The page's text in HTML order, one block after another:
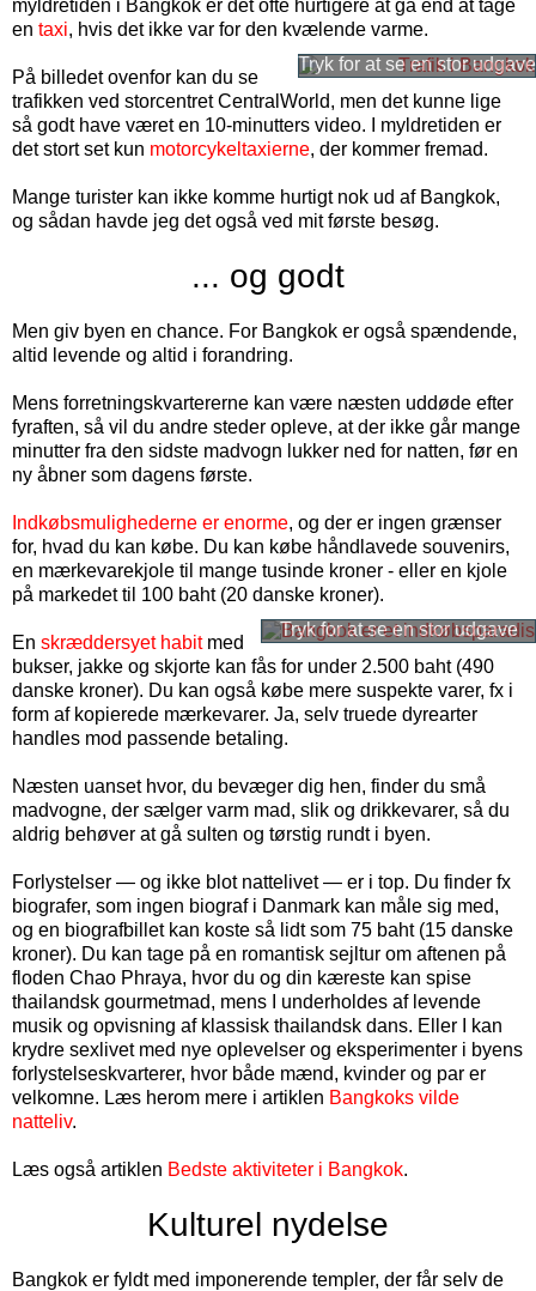
myldretiden i Bangkok er det ofte hurtigere at gå end at tage
en taxi, hvis det ikke var for den kvælende varme.
På billedet ovenfor kan du se
trafikken ved storcentret CentralWorld, men det kunne lige
så godt have været en 10-minutters video. I myldretiden er
det stort set kun motorcykeltaxierne, der kommer fremad.
Mange turister kan ikke komme hurtigt nok ud af Bangkok,
og sådan havde jeg det også ved mit første besøg.
... og godt
Men giv byen en chance. For Bangkok er også spændende,
altid levende og altid i forandring.
Mens forretningskvartererne kan være næsten uddøde efter
fyraften, så vil du andre steder opleve, at der ikke går mange
minutter fra den sidste madvogn lukker ned for natten, før en
ny åbner som dagens første.
Indkøbsmulighederne er enorme, og der er ingen grænser
for, hvad du kan købe. Du kan købe håndlavede souvenirs,
en mærkevarekjole til mange tusinde kroner - eller en kjole
på markedet til 100 baht (20 danske kroner).
En skræddersyet habitmed
bukser, jakke og skjorte kan fås for under 2.500 baht (490
danske kroner). Du kan også købe mere suspekte varer, fx i
form af kopierede mærkevarer. Ja, selv truede dyrearter
handles mod passende betaling.
Næsten uanset hvor, du bevæger dig hen, finder du små
madvogne, der sælger varm mad, slik og drikkevarer, så du
aldrig behøver at gå sulten og tørstig rundt i byen.
Forlystelser — og ikke blot nattelivet — er i top. Du finder fx
biografer, som ingen biograf i Danmark kan måle sig med,
og en biografbillet kan koste så lidt som 75 baht (15 danske
kroner). Du kan tage på en romantisk sejltur om aftenen på
floden Chao Phraya, hvor du og din kæreste kan spise
thailandsk gourmetmad, mens I underholdes af levende
musik og opvisning af klassisk thailandsk dans. Eller I kan
krydre sexlivet med nye oplevelser og eksperimenter i byens
forlystelseskvarterer, hvor både mænd, kvinder og par er
velkomne. Læs herom mere i artiklen Bangkoks vilde
natteliv.
Læs også artiklen Bedste aktiviteter i Bangkok.
Kulturel nydelse
Bangkok er fyldt med imponerende templer, der får selv de